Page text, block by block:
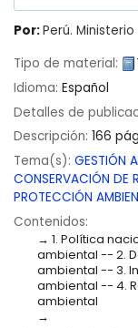
Por:Perú.
Tipo de material:
Idioma: Español
Detalles de
Descripción: 166
Tema(s): GESTIÓN
CONSERVACIÓN DE
PROTECCIÓN
Contenidos:
1. Política
ambiental -- 2.
ambiental -- 3.
ambiental -- 4.
ambiental